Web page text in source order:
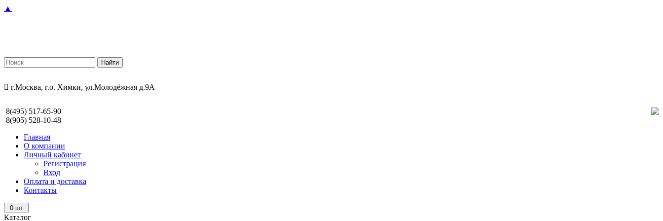
▲
г.Москва, г.о. Химки, ул.Молодёжная д.9А
8(495) 517-65-90
8(905) 528-10-48
Главная
О компании
Личный кабинет
Регистрация
Вход
Оплата и доставка
Контакты
0 шт.
Каталог